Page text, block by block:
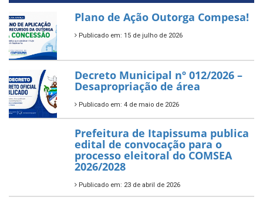
Plano de Ação Outorga Compesa!
Publicado em: 15 de julho de 2026
Decreto Municipal nº 012/2026 –
Desapropriação de área
Publicado em: 4 de maio de 2026
Prefeitura de Itapissuma publica
edital de convocação para o
processo eleitoral do COMSEA
2026/2028
Publicado em: 23 de abril de 2026